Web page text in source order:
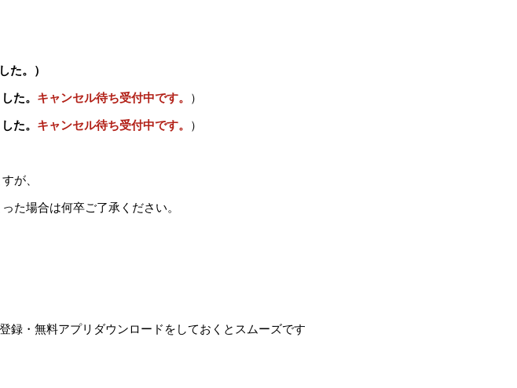
た。）
た。 キャンセル待ち受付中です。 ）
た。 キャンセル待ち受付中です。 ）
が、
た場合は何卒ご了承ください。
・無料アプリダウンロードをしておくとスムーズです